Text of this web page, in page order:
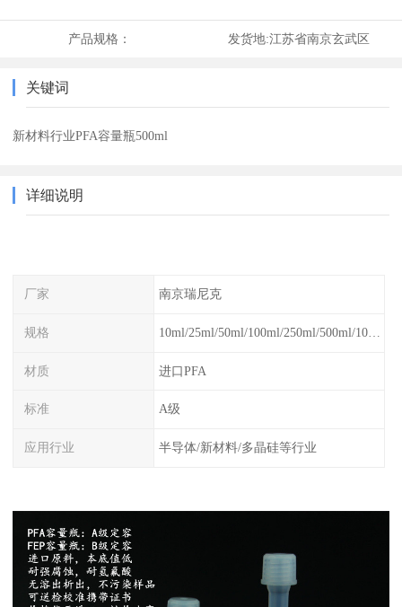
产品规格： 发货地:江苏省南京玄武区
关键词
新材料行业PFA容量瓶500ml
详细说明
厂家 南京瑞尼克
规格 10ml/25ml/50ml/100ml/250ml/500ml/1000ml
材质 进口PFA
标准 A级
应用行业 半导体/新材料/多晶硅等行业